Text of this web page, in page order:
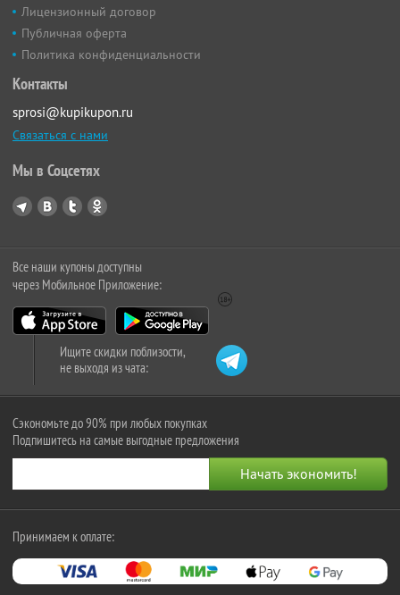
Лицензионный договор
Публичная оферта
Политика конфиденциальности
Контакты
sprosi@kupikupon.ru
Связаться с нами
Мы в Соцсетях
Все наши купоны доступны
через Мобильное Приложение:
Ищите скидки поблизости,
не выходя из чата:
Сэкономьте до 90% при любых покупках
Подпишитесь на самые выгодные предложения
Принимаем к оплате: